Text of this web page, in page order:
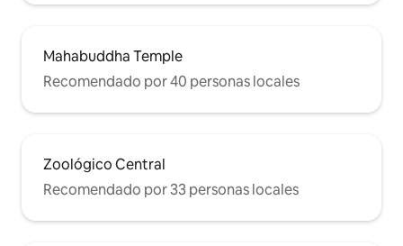
Mahabuddha Temple
Recomendado por 40 personas locales
Zoológico Central
Recomendado por 33 personas locales